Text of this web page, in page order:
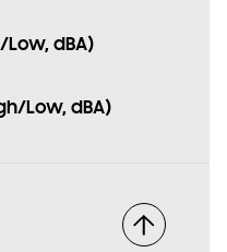
Low, dBA)
Low, dBA)